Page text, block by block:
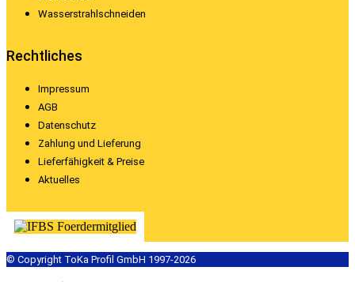
Wasserstrahlschneiden
Rechtliches
Impressum
AGB
Datenschutz
Zahlung und Lieferung
Lieferfähigkeit & Preise
Aktuelles
© Copyright ToKa Profil GmbH 1997-2026